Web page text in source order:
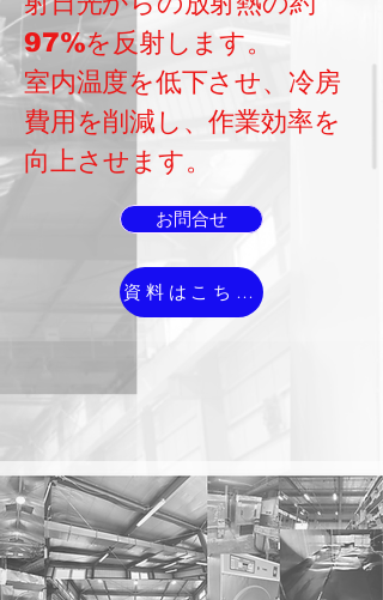
97%を反射します。
室内温度を低下させ、冷房
費用を削減し、作業効率を
向上させます。
お問合せ
資料はこちら